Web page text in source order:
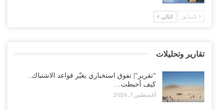
حضرموت على حافة الانفجار.. اشتباكات قبلية مع فصائل سعودية
وسط معركة سعودية لإسقاط آخر معاقل الزبيدي.. القبائل تستنفر و”درع
الوطن” تبدأ الانتشار..!
أغسطس 5, 2026
خلافات الرواتب تشعل مواجهة داخل معسكر التحالف… والإصلاح يصعّد
السابق التالي
تقارير وتحليلات
“تقرير“| تفوق استخباري يغيّر قواعد الاشتباك..
كيف أحبطت…
أغسطس 7, 2026